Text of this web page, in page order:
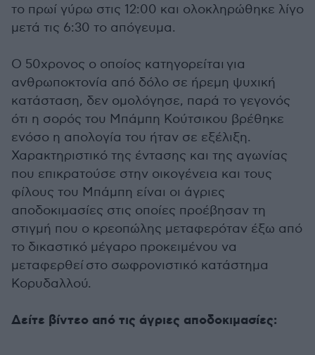
το πρωί γύρω στις 12:00 και ολοκληρώθηκε λίγο
μετά τις 6:30 το απόγευμα.
Ο 50χρονος ο οποίος κατηγορείται για
ανθρωποκτονία από δόλο σε ήρεμη ψυχική
κατάσταση, δεν ομολόγησε, παρά το γεγονός
ότι η σορός του Μπάμπη Κούτσικου βρέθηκε
ενόσο η απολογία του ήταν σε εξέλιξη.
Χαρακτηριστικό της έντασης και της αγωνίας
που επικρατούσε στην οικογένεια και τους
φίλους του Μπάμπη είναι οι άγριες
αποδοκιμασίες στις οποίες προέβησαν τη
στιγμή που ο κρεοπώλης μεταφερόταν έξω από
το δικαστικό μέγαρο προκειμένου να
μεταφερθεί στο σωφρονιστικό κατάστημα
Κορυδαλλού.
Δείτε βίντεο από τις άγριες αποδοκιμασίες: